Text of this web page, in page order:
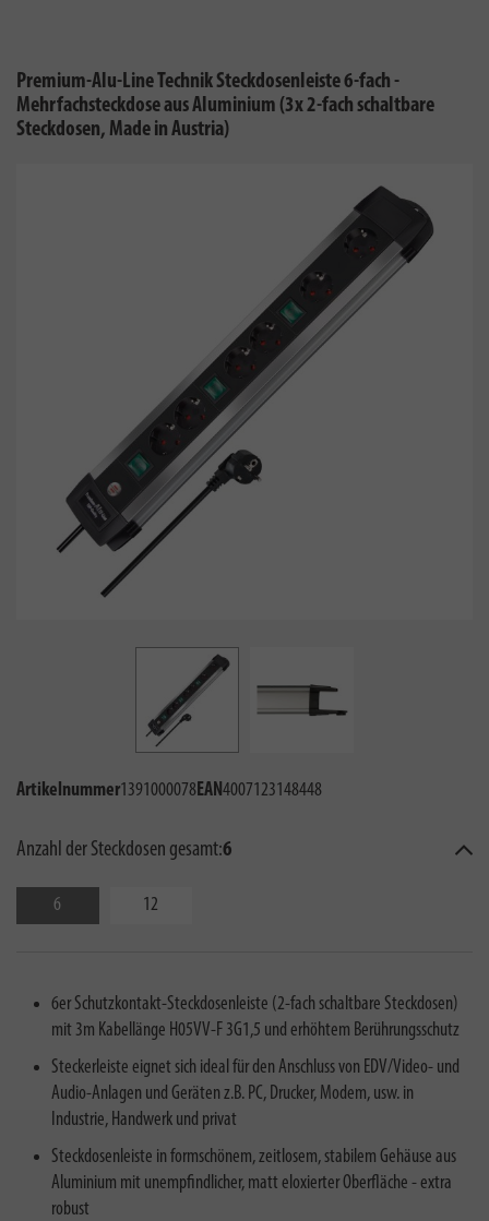
Premium-Alu-Line Technik Steckdosenleiste 6-fach -
Mehrfachsteckdose aus Aluminium (3x 2-fach schaltbare
Steckdosen, Made in Austria)
Artikelnummer1391000078EAN4007123148448
Anzahl der Steckdosen gesamt:6
6 12
6er Schutzkontakt-Steckdosenleiste (2-fach schaltbare Steckdosen)
mit 3m Kabellänge H05VV-F 3G1,5 und erhöhtem Berührungsschutz
Steckerleiste eignet sich ideal für den Anschluss von EDV/Video- und
Audio-Anlagen und Geräten z.B. PC, Drucker, Modem, usw. in
Industrie, Handwerk und privat
Steckdosenleiste in formschönem, zeitlosem, stabilem Gehäuse aus
Aluminium mit unempfindlicher, matt eloxierter Oberfläche - extra
robust